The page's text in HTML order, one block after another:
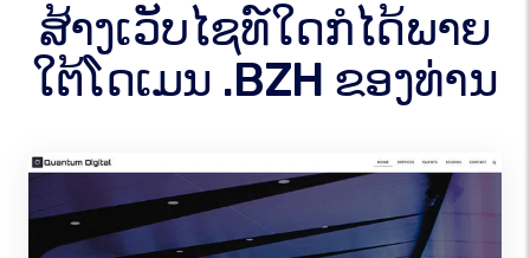
ສ້າງເວັບໄຊທ໌ໃດກໍໄດ້ພາຍ
ໃຕ້ໂດເມນ .BZH ຂອງທ່ານ